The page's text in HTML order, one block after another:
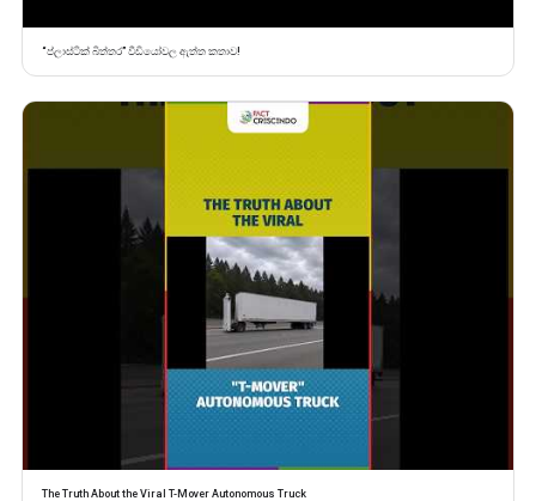
“ප්ලාස්ටික් බිත්තර” වීඩියෝවල ඇත්ත කතාව!
The Truth About the Viral T-Mover Autonomous Truck